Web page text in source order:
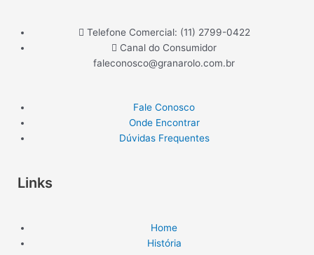
Telefone Comercial: (11) 2799-0422
Canal do Consumidor
faleconosco@granarolo.com.br
Fale Conosco
Onde Encontrar
Dúvidas Frequentes
Links
Home
História